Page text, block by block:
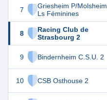
7
Griesheim P/Molsheim
Ls Féminines
8
Racing Club de
Strasbourg 2
9 Bindernheim C.S.U. 2
10 CSB Osthouse 2
29 20
27
24 20
24